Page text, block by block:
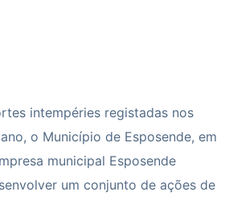
intempéries registadas nos
o Município de Esposende, em
municipal Esposende
um conjunto de ações de